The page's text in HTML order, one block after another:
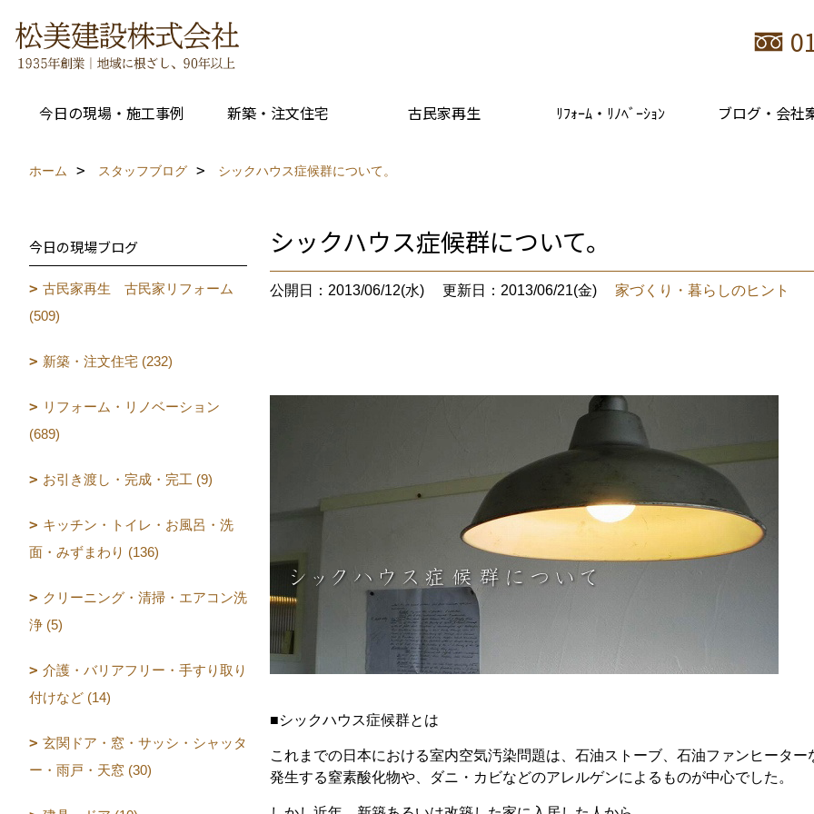
今日の現場・施工事例 新築・注文住宅 古民家再生 ﾘﾌｫｰﾑ・ﾘﾉﾍﾞｰｼｮﾝ ブログ・会社
ホーム スタッフブログ シックハウス症候群について。
シックハウス症候群について。
公開日：2013/06/12(水) 更新日：2013/06/21(金) 家づくり・暮らしのヒント
■シックハウス症候群とは
これまでの日本における室内空気汚染問題は、石油ストーブ、石油ファンヒーター
発生する窒素酸化物や、ダニ・カビなどのアレルゲンによるものが中心でした。
今日の現場ブログ
古民家再生 古民家リフォーム
(509)
新築・注文住宅 (232)
リフォーム・リノベーション
(689)
お引き渡し・完成・完工 (9)
キッチン・トイレ・お風呂・洗
面・みずまわり (136)
クリーニング・清掃・エアコン洗
浄 (5)
介護・バリアフリー・手すり取り
付けなど (14)
玄関ドア・窓・サッシ・シャッタ
ー・雨戸・天窓 (30)